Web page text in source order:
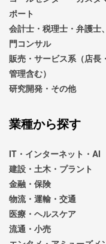
ポート
会計士・税理士・弁護士
門コンサル
販売・サービス系（店長
管理含む）
研究開発・その他
業種から探す
IT・インターネット・AI
建設・土木・プラント
金融・保険
物流・運輸・交通
医療・ヘルスケア
流通・小売